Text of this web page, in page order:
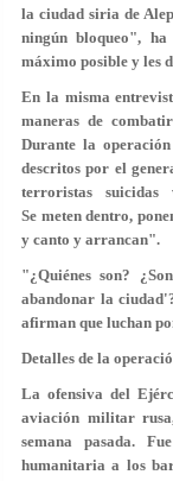
la ciudad siria de
ningún bloqueo",
máximo posible y les
En la misma
maneras de
Durante la
descritos por el
terroristas
Se meten dentro,
y canto y arrancan".
"¿Quiénes son?
abandonar la
afirman que luchan
Detalles de la
La ofensiva del
aviación militar
semana pasada.
humanitaria a los